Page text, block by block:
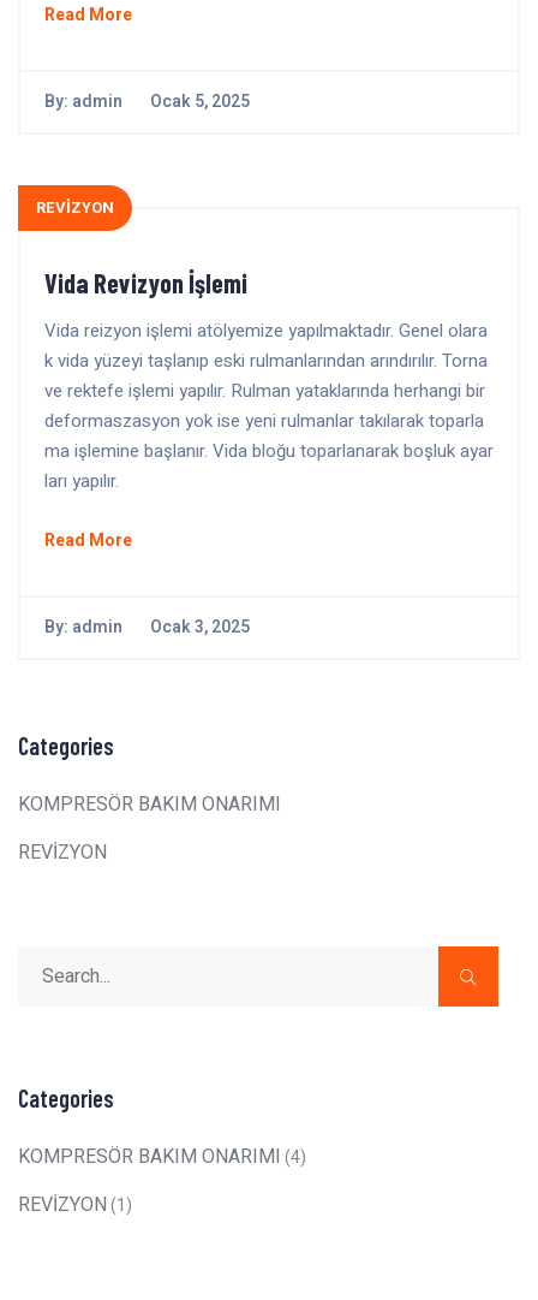
Read More
By: admin Ocak 5, 2025
REVİZYON
Vida Revizyon İşlemi
Vida reizyon işlemi atölyemize yapılmaktadır. Genel olara
k vida yüzeyi taşlanıp eski rulmanlarından arındırılır. Torna
ve rektefe işlemi yapılır. Rulman yataklarında herhangi bir
deformaszasyon yok ise yeni rulmanlar takılarak toparla
ma işlemine başlanır. Vida bloğu toparlanarak boşluk ayar
ları yapılır.
Read More
By: admin Ocak 3, 2025
Categories
KOMPRESÖR BAKIM ONARIMI
REVİZYON
Categories
KOMPRESÖR BAKIM ONARIMI (4)
REVİZYON(1)